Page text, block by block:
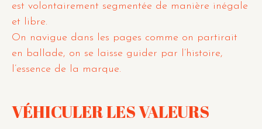
est volontairement segmentée de manière inégale
et libre.
On navigue dans les pages comme on partirait
en ballade, on se laisse guider par l’histoire,
l’essence de la marque.
VÉHICULER LES VALEURS